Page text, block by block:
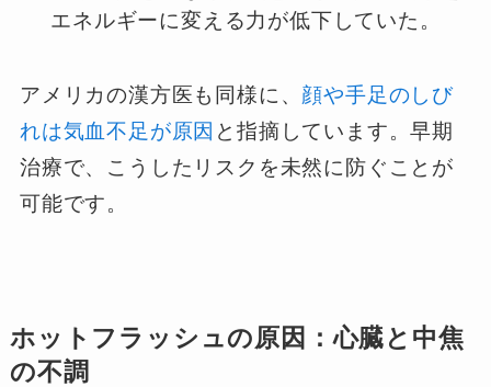
エネルギーに変える力が低下していた。
アメリカの漢方医も同様に、 顔や手足のしび
れは気血不足が原因 と指摘しています。早期
治療で、こうしたリスクを未然に防ぐことが
可能です。
ホットフラッシュの原因：心臓と中焦
の不調